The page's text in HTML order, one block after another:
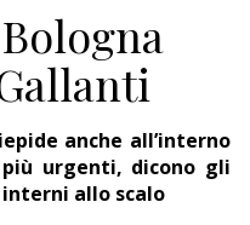
anche all’interno
urgenti, dicono gli
allo scalo